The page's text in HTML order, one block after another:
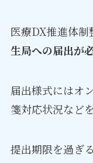
医療DX推進体制
生局への届出が
届出様式にはオ
箋対応状況など
提出期限を過ぎ